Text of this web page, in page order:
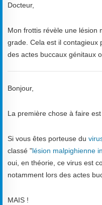
Docteur,
Mon frottis révèle une lésion
grade. Cela est il contagieux
des actes buccaux génitaux
Bonjour,
La première chose à faire
Si vous êtes porteuse du
classé "lésion malpighienne
oui, en théorie, ce virus est
notamment lors des actes
MAIS !